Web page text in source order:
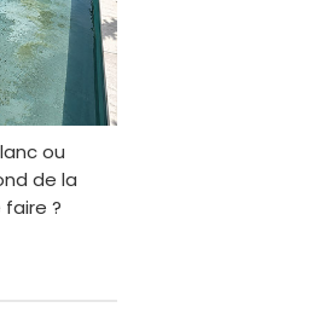
ou
de la
faire ?